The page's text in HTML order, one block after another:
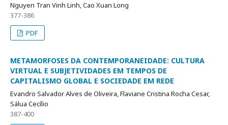
Nguyen Tran Vinh Linh, Cao Xuan Long
377-386
PDF
METAMORFOSES DA CONTEMPORANEIDADE: CULTURA
VIRTUAL E SUBJETIVIDADES EM TEMPOS DE
CAPITALISMO GLOBAL E SOCIEDADE EM REDE
Evandro Salvador Alves de Oliveira, Flaviane Cristina Rocha Cesar,
Sálua Cecílio
387-400